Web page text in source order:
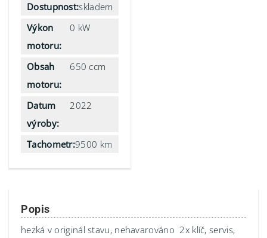
Dostupnost:skladem
Výkon
motoru:
0 kW
Obsah
motoru:
650 ccm
Datum
výroby:
2022
Tachometr:9500 km
Popis
hezká v originál stavu, nehavarováno 2x klíč, servis,